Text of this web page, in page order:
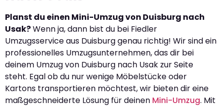
Planst du einen Mini-Umzug von Duisburg nach
Usak?Wenn ja, dann bist du bei Fiedler
Umzugsservice aus Duisburg genau richtig! Wir sind ein
professionelles Umzugsunternehmen, das dir bei
deinem Umzug von Duisburg nach Usak zur Seite
steht. Egal ob du nur wenige Möbelstücke oder
Kartons transportieren möchtest, wir bieten dir eine
maßgeschneiderte Lösung für deinen Mini-Umzug. Mit